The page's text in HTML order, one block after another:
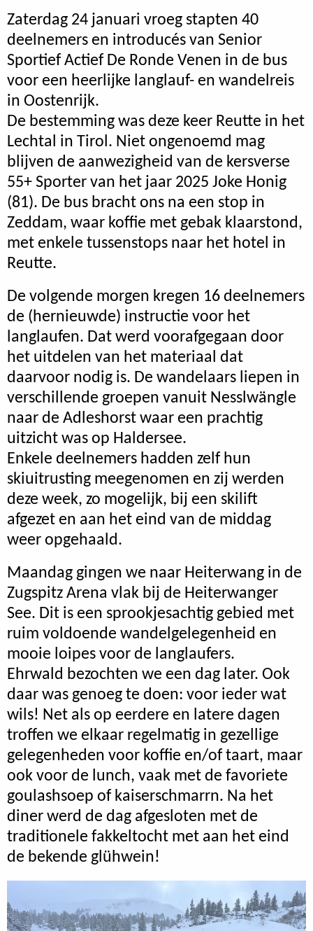
Zaterdag 24 januari vroeg stapten 40
deelnemers en introducés van Senior
Sportief Actief De Ronde Venen in de bus
voor een heerlijke langlauf- en wandelreis
in Oostenrijk.
De bestemming was deze keer Reutte in het
Lechtal in Tirol. Niet ongenoemd mag
blijven de aanwezigheid van de kersverse
55+ Sporter van het jaar 2025 Joke Honig
(81). De bus bracht ons na een stop in
Zeddam, waar koffie met gebak klaarstond,
met enkele tussenstops naar het hotel in
Reutte.
De volgende morgen kregen 16 deelnemers
de (hernieuwde) instructie voor het
langlaufen. Dat werd voorafgegaan door
het uitdelen van het materiaal dat
daarvoor nodig is. De wandelaars liepen in
verschillende groepen vanuit Nesslwängle
naar de Adleshorst waar een prachtig
uitzicht was op Haldersee.
Enkele deelnemers hadden zelf hun
skiuitrusting meegenomen en zij werden
deze week, zo mogelijk, bij een skilift
afgezet en aan het eind van de middag
weer opgehaald.
Maandag gingen we naar Heiterwang in de
Zugspitz Arena vlak bij de Heiterwanger
See. Dit is een sprookjesachtig gebied met
ruim voldoende wandelgelegenheid en
mooie loipes voor de langlaufers.
Ehrwald bezochten we een dag later. Ook
daar was genoeg te doen: voor ieder wat
wils! Net als op eerdere en latere dagen
troffen we elkaar regelmatig in gezellige
gelegenheden voor koffie en/of taart, maar
ook voor de lunch, vaak met de favoriete
goulashsoep of kaiserschmarrn. Na het
diner werd de dag afgesloten met de
traditionele fakkeltocht met aan het eind
de bekende glühwein!